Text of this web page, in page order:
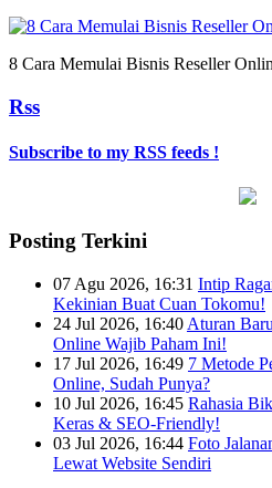
8 Cara Memulai Bisnis Reseller
Rss
Subscribe to my RSS feeds !
Posting Terkini
07 Agu 2026, 16:31 Intip
Kekinian Buat Cuan Tokomu!
24 Jul 2026, 16:40 Aturan
Online Wajib Paham Ini!
17 Jul 2026, 16:49 7 Metode
Online, Sudah Punya?
10 Jul 2026, 16:45 Rahasia
Keras & SEO-Friendly!
03 Jul 2026, 16:44 Foto
Lewat Website Sendiri